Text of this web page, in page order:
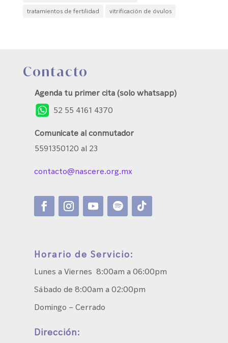
tratamientos de fertilidad
vitrificación de óvulos
Contacto
Agenda tu primer cita (solo whatsapp)
52 55 4161 4370
Comunicate al conmutador
5591350120 al 23
contacto@nascere.org.mx
Horario de Servicio:
Lunes a Viernes 8:00am a 06:00pm
Sábado de 8:00am a 02:00pm
Domingo – Cerrado
Dirección: